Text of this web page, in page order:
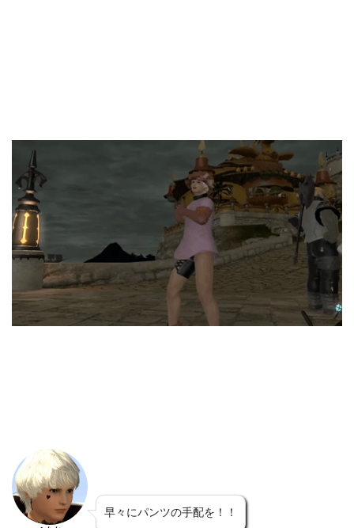
早々にパンツの手配を！！